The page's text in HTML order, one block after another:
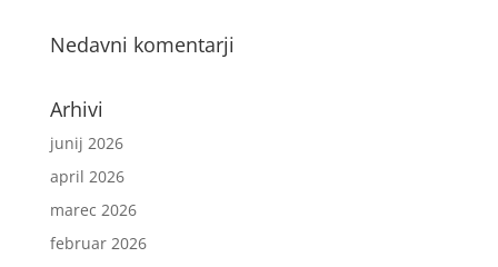
Nedavni komentarji
Arhivi
junij 2026
april 2026
marec 2026
februar 2026